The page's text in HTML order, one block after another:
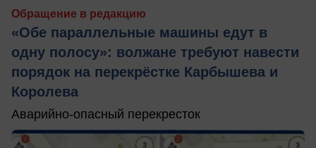
Обращение в редакцию
«Обе параллельные машины едут в
одну полосу»: волжане требуют навести
порядок на перекрёстке Карбышева и
Королева
Аварийно-опасный перекресток